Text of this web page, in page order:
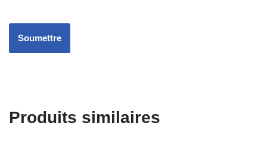
Produits similaires